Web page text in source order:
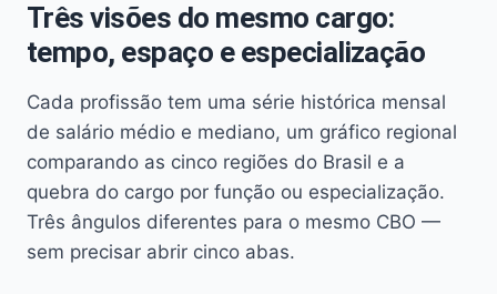
Três visões do mesmo cargo:
tempo, espaço e especialização
Cada profissão tem uma série histórica mensal
de salário médio e mediano, um gráfico regional
comparando as cinco regiões do Brasil e a
quebra do cargo por função ou especialização.
Três ângulos diferentes para o mesmo CBO —
sem precisar abrir cinco abas.